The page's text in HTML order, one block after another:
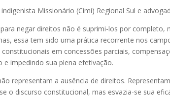
Missionário (Cimi) Regional Sul e
negar direitos não é suprimi-los por completo,
essa tem sido uma prática recorrente nos
em concessões parciais,
e impedindo sua plena efetivação.
representam a ausência de direitos.
o discurso constitucional, mas esvazia-se sua